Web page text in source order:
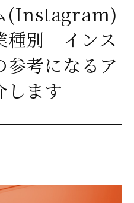
(Instagram)
種別 インス
参考になるア
します